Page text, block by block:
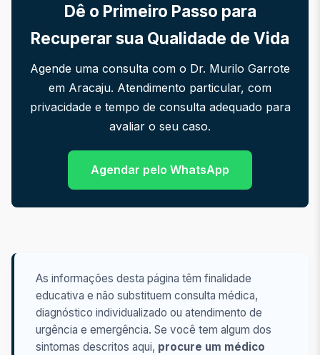
Dê o Primeiro Passo para
Recuperar sua Qualidade de Vida
Agende uma consulta com o Dr. Murilo Garrote
em Aracaju. Atendimento particular, com
privacidade e tempo de consulta adequado para
avaliar o seu caso.
Agendar pelo WhatsApp
As informações desta página têm finalidade
educativa e não substituem consulta médica,
diagnóstico individualizado ou atendimento de
urgência e emergência. Se você tem algum dos
sintomas descritos aqui, procure um médico